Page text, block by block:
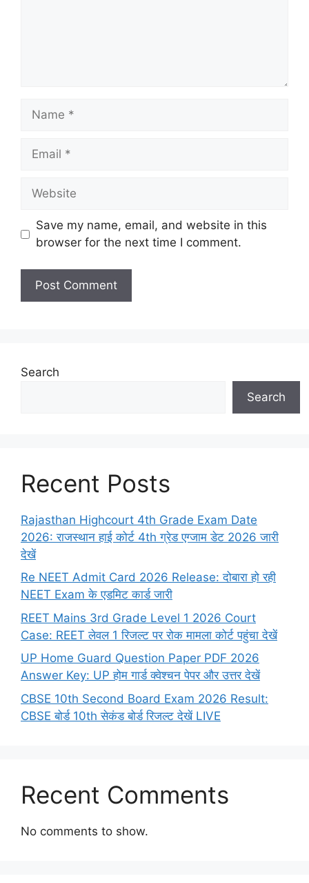
Name
Email
Website
Save my name, email, and website in this
browser for the next time I comment.
Search
Search
Recent Posts
Rajasthan Highcourt 4th Grade Exam Date
2026: राजस्थान हाई कोर्ट 4th ग्रेड एग्जाम डेट 2026 जारी
देखें
Re NEET Admit Card 2026 Release: दोबारा हो रही
NEET Exam के एडमिट कार्ड जारी
REET Mains 3rd Grade Level 1 2026 Court
Case: REET लेवल 1 रिजल्ट पर रोक मामला कोर्ट पहुंचा देखें
UP Home Guard Question Paper PDF 2026
Answer Key: UP होम गार्ड क्वेश्चन पेपर और उत्तर देखें
CBSE 10th Second Board Exam 2026 Result:
CBSE बोर्ड 10th सेकंड बोर्ड रिजल्ट देखें LIVE
Recent Comments
No comments to show.